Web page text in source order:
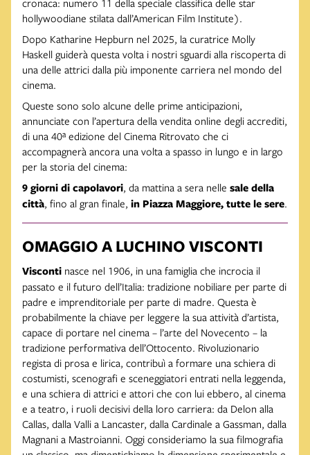
cronaca: numero 11 della speciale classifica delle star
hollywoodiane stilata dall’American Film Institute).
Dopo Katharine Hepburn nel 2025, la curatrice Molly
Haskell guiderà questa volta i nostri sguardi alla riscoperta di
una delle attrici dalla più imponente carriera nel mondo del
cinema.
Queste sono solo alcune delle prime anticipazioni,
annunciate con l’apertura della vendita online degli accrediti,
di una 40ª edizione del Cinema Ritrovato che ci
accompagnerà ancora una volta a spasso in lungo e in largo
per la storia del cinema:
9 giorni di capolavori, da mattina a sera nelle sale della
città, fino al gran finale, in Piazza Maggiore, tutte le sere.
OMAGGIO A LUCHINO VISCONTI
Visconti nasce nel 1906, in una famiglia che incrocia il
passato e il futuro dell’Italia: tradizione nobiliare per parte di
padre e imprenditoriale per parte di madre. Questa è
probabilmente la chiave per leggere la sua attività d’artista,
capace di portare nel cinema – l’arte del Novecento – la
tradizione performativa dell’Ottocento. Rivoluzionario
regista di prosa e lirica, contribuì a formare una schiera di
costumisti, scenografi e sceneggiatori entrati nella leggenda,
e una schiera di attrici e attori che con lui ebbero, al cinema
e a teatro, i ruoli decisivi della loro carriera: da Delon alla
Callas, dalla Valli a Lancaster, dalla Cardinale a Gassman, dalla
Magnani a Mastroianni. Oggi consideriamo la sua filmografia